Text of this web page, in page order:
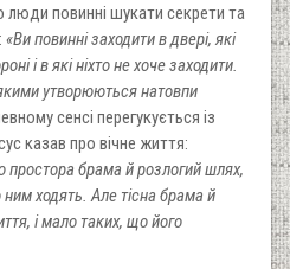
люди повинні шукати секрети та
«Ви повинні заходити в двері, які
і в які ніхто не хоче заходити.
утворюються натовпи
сенсі перегукується із
казав про вічне життя:
брама й розлогий шлях,
ним ходять. Але тісна брама й
і мало таких, що його